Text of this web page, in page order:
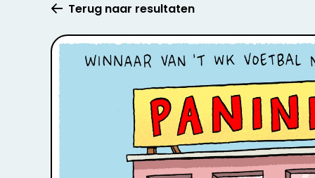
Terug naar resultaten